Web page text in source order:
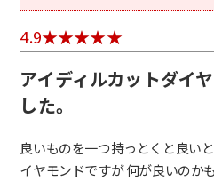
4.9
アイディルカットダイ
した。
良いものを一つ持っとくと良い
イヤモンドですが 何が良いのか